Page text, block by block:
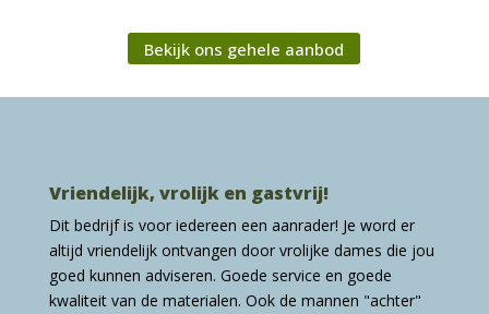
Bekijk ons gehele aanbod
Vriendelijk, vrolijk en gastvrij!
Dit bedrijf is voor iedereen een aanrader! Je word er
altijd vriendelijk ontvangen door vrolijke dames die jou
goed kunnen adviseren. Goede service en goede
kwaliteit van de materialen. Ook de mannen "achter"